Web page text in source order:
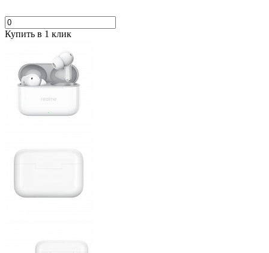
Купить в 1 клик